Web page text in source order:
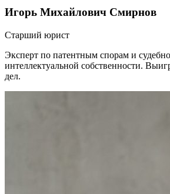
Игорь Михайлович Смирнов
Старший юрист
Эксперт по патентным спорам и
интеллектуальной собственности.
дел.